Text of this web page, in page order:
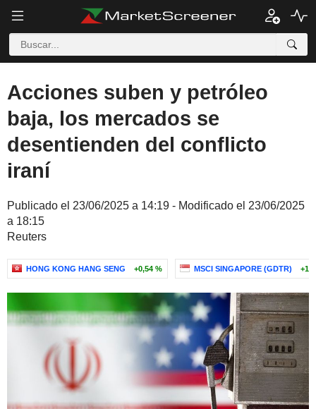
Acciones suben y petróleo
baja, los mercados se
desentienden del conflicto
iraní
Publicado el 23/06/2025 a 14:19 - Modificado el 23/06/2025
a 18:15
Reuters
HONG KONG HANG SENG +0,54 % MSCI SINGAPORE (GDTR)